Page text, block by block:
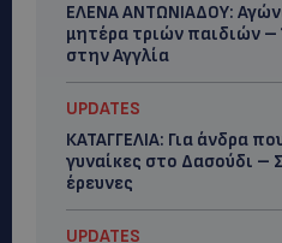
ΕΛΕΝΑ ΑΝΤΩΝΙΑΔΟΥ:
μητέρα τριών παιδιών
στην Αγγλία
UPDATES
ΚΑΤΑΓΓΕΛΙΑ: Για άνδρα
γυναίκες στο Δασούδι –
έρευνες
UPDATES